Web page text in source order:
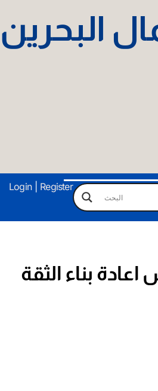
البحرين
Login Register
بمناسبة يوم الشباب العالمي 12 أغسطس اعادة بناء الثقة